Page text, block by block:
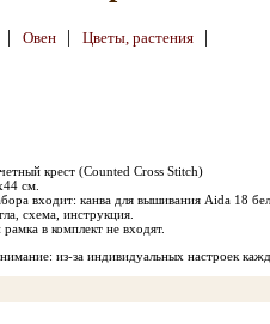
| Овен | Цветы, растения |
крест (Counted Cross Stitch)
см.
входит: канва для вышивания Aida 18
схема, инструкция.
в комплект не входят.
из-за индивидуальных настроек